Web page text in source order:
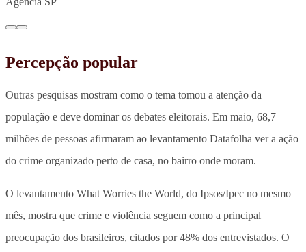
Percepção popular
Outras pesquisas mostram como o tema tomou a atenção da
população e deve dominar os debates eleitorais. Em maio, 68,7
milhões de pessoas afirmaram ao levantamento Datafolha ver a ação
do crime organizado perto de casa, no bairro onde moram.
O levantamento What Worries the World, do Ipsos/Ipec no mesmo
mês, mostra que crime e violência seguem como a principal
preocupação dos brasileiros, citados por 48% dos entrevistados. O